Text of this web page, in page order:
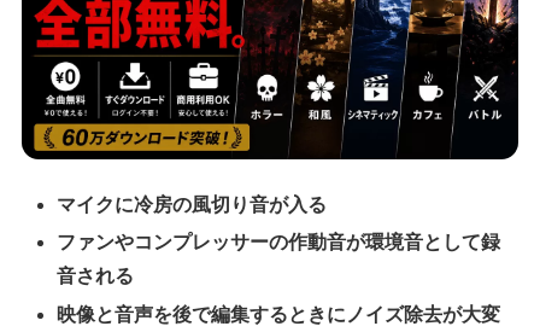
マイクに冷房の風切り音が入る
ファンやコンプレッサーの作動音が環境音として録
音される
映像と音声を後で編集するときにノイズ除去が大変